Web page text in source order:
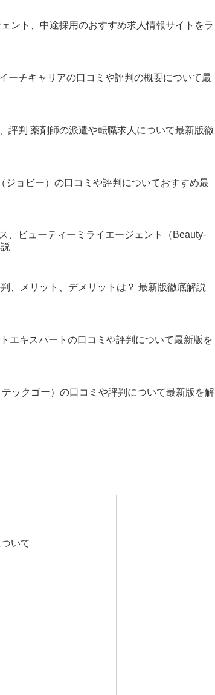
ント、中途採用のおすすめ求人情報サイトをラ
ーチキャリアの口コミや評判の概要について最
評判 薬剤師の派遣や転職求人について最新版徹
ョビー）の口コミや評判についておすすめ最
、ビューティーミライエージェント（Beauty-
、メリット、デメリットは？ 最新版徹底解説
エキスパートの口コミや評判について最新版を
ックゴー）の口コミや評判について最新版を解
いて